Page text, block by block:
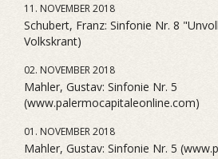
11. NOVEMBER 2018
Schubert, Franz: Sinfonie Nr. 8
Volkskrant)
02. NOVEMBER 2018
Mahler, Gustav: Sinfonie Nr. 5
(www.palermocapitaleonline.com)
01. NOVEMBER 2018
Mahler, Gustav: Sinfonie Nr. 5